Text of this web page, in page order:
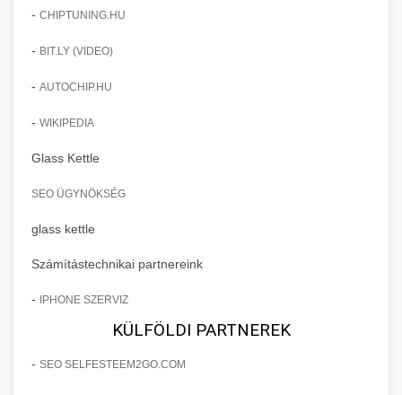
- CHIPTUNING.HU
- BIT.LY (VIDEO)
- AUTOCHIP.HU
- WIKIPEDIA
Glass Kettle
SEO ÜGYNÖKSÉG
glass kettle
Számítástechnikai partnereink
- IPHONE SZERVIZ
KÜLFÖLDI PARTNEREK
- SEO SELFESTEEM2GO.COM